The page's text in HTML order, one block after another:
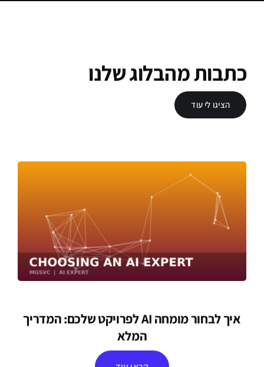
כתבות מהבלוג שלנו
הציגו לי עוד
איך לבחור מומחה AI לפרויקט שלכם: המדריך
המלא